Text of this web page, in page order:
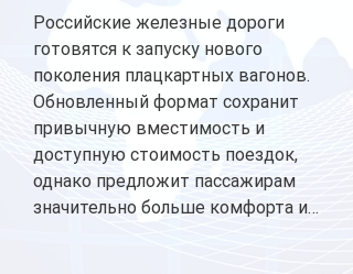
Российские железные дороги
готовятся к запуску нового
поколения плацкартных вагонов.
Обновленный формат сохранит
привычную вместимость и
доступную стоимость поездок,
однако предложит пассажирам
значительно больше комфорта и